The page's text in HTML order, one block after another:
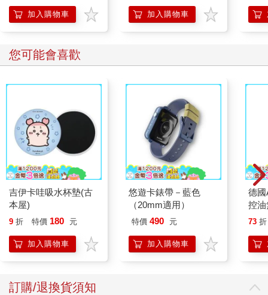
加入購物車 加入購物車
您可能會喜歡
吉伊卡哇吸水杯墊(古
本屋)
9 折 特價 180 元
加入購物車
悠遊卡錶帶－藍色
（20mm適用）
特價 490 元
加入購物車
德國
控
凝露
調
滋
73 折
訂購/退換貨須知